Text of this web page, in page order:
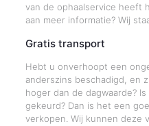
van de ophaalservice heeft
aan meer informatie? Wij
Gratis transport
Hebt u onverhoopt een
anderszins beschadigd, en
hoger dan de dagwaarde?
gekeurd? Dan is het een
verkopen. Wij kunnen deze